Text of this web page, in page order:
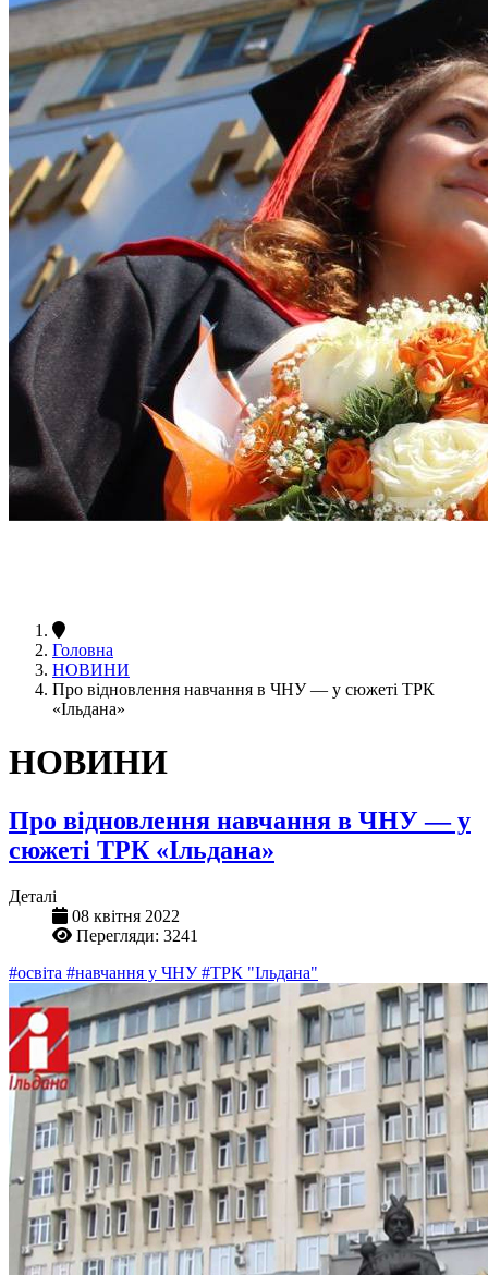
Головна
НОВИНИ
Про відновлення навчання в ЧНУ — у сюжеті ТРК
«Ільдана»
НОВИНИ
Про відновлення навчання в ЧНУ — у
сюжеті ТРК «Ільдана»
Деталі
08 квітня 2022
Перегляди: 3241
#освіта #навчання у ЧНУ#ТРК "Ільдана"